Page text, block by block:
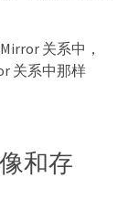
关系中，
关系中那样
和存